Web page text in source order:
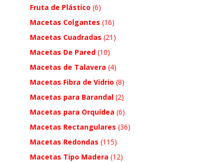
Fruta de Plástico (6)
Macetas Colgantes (16)
Macetas Cuadradas (21)
Macetas De Pared (10)
Macetas de Talavera (4)
Macetas Fibra de Vidrio (8)
Macetas para Barandal (2)
Macetas para Orquídea (6)
Macetas Rectangulares (36)
Macetas Redondas (115)
Macetas Tipo Madera (12)